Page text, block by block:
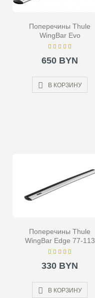
Поперечины Thule
WingBar Evo
650 BYN
В КОРЗИНУ
Поперечины Thule
WingBar Edge 77-113
330 BYN
В КОРЗИНУ